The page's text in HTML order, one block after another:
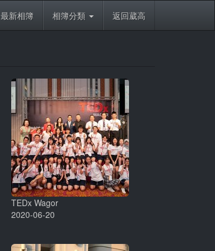
最新相簿 相簿分類 返回葳高
TEDx Wagor
2020-06-20